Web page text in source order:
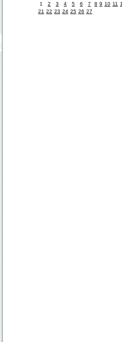
1 2 3 4 5 6 7 8 9 10 11
21 22 23 24 25 26 27